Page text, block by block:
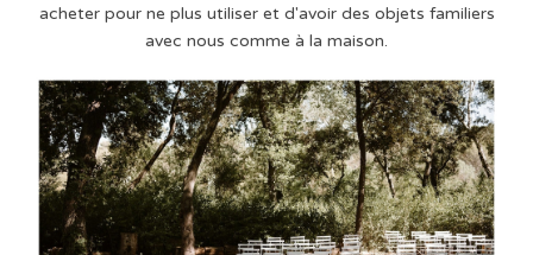
acheter pour ne plus utiliser et d'avoir des objets familiers
avec nous comme à la maison.